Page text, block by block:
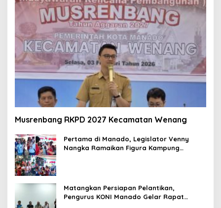
Musrenbang RKPD 2027 Kecamatan Wenang
Pertama di Manado, Legislator Venny
Nangka Ramaikan Figura Kampung
Matangkan Persiapan Pelantikan,
Pengurus KONI Manado Gelar Rapat